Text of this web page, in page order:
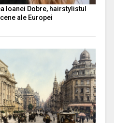
Ioanei Dobre, hairstylistul
ale Europei